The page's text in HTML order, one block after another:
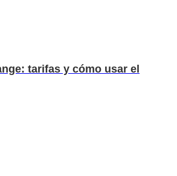
tarifas y cómo usar el